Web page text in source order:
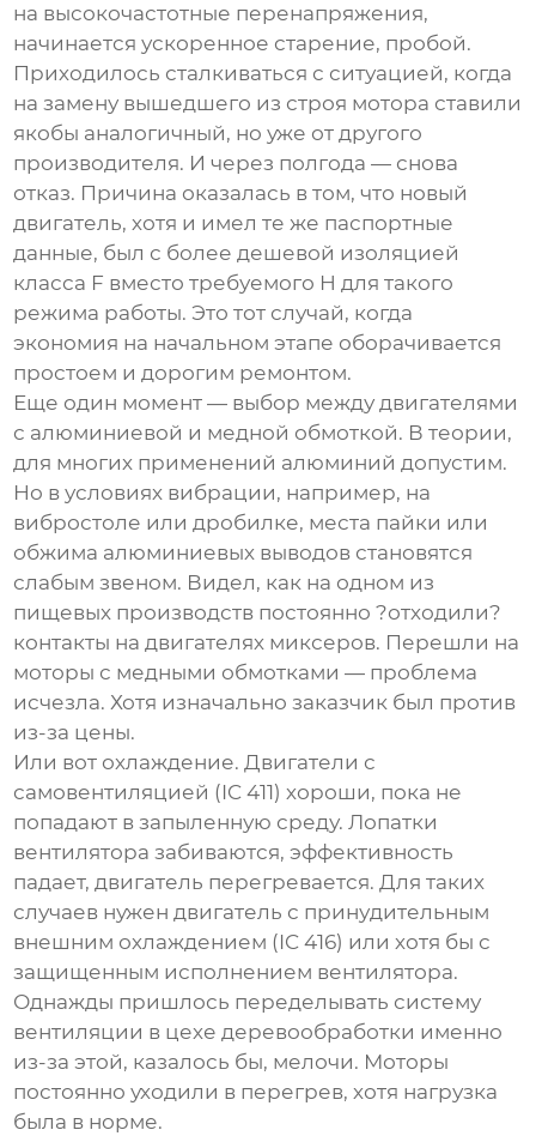
на высокочастотные перенапряжения,
начинается ускоренное старение, пробой.
Приходилось сталкиваться с ситуацией, когда
на замену вышедшего из строя мотора ставили
якобы аналогичный, но уже от другого
производителя. И через полгода — снова
отказ. Причина оказалась в том, что новый
двигатель, хотя и имел те же паспортные
данные, был с более дешевой изоляцией
класса F вместо требуемого H для такого
режима работы. Это тот случай, когда
экономия на начальном этапе оборачивается
простоем и дорогим ремонтом.
Еще один момент — выбор между двигателями
с алюминиевой и медной обмоткой. В теории,
для многих применений алюминий допустим.
Но в условиях вибрации, например, на
вибростоле или дробилке, места пайки или
обжима алюминиевых выводов становятся
слабым звеном. Видел, как на одном из
пищевых производств постоянно ?отходили?
контакты на двигателях миксеров. Перешли на
моторы с медными обмотками — проблема
исчезла. Хотя изначально заказчик был против
из-за цены.
Или вот охлаждение. Двигатели с
самовентиляцией (IC 411) хороши, пока не
попадают в запыленную среду. Лопатки
вентилятора забиваются, эффективность
падает, двигатель перегревается. Для таких
случаев нужен двигатель с принудительным
внешним охлаждением (IC 416) или хотя бы с
защищенным исполнением вентилятора.
Однажды пришлось переделывать систему
вентиляции в цехе деревообработки именно
из-за этой, казалось бы, мелочи. Моторы
постоянно уходили в перегрев, хотя нагрузка
была в норме.